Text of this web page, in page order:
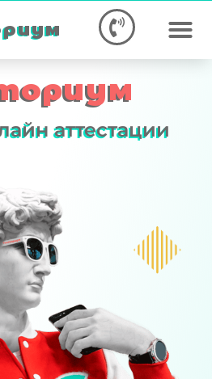
аттестации